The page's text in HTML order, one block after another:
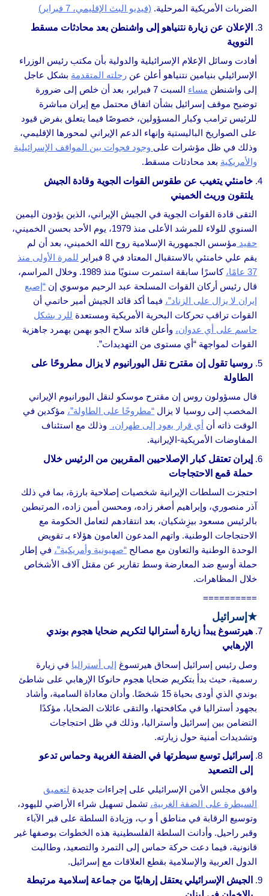
الضربات الأمريكية المرحلية. (فيديو البث الإقليمي، 7 فبراير)
الإعلان عن زيارة نتنياهو إلى واشنطن بعد محادثات مسقط
النووية
أفادت وسائل الإعلام الإسرائيلية والدولية بأن مكتب رئيس الوزراء
الإسرائيلي بنيامين نتنياهو أعلن عن رحلته المتقدمة بشكل عاجل
إلى واشنطن مساء
السبت 7 فبراير، بعد أن خلص إلى ضرورة
توضيح موقف إسرائيل بشأن اتفاق محتمل مع إيران مباشرة
للرئيس ترامب وكبار المسؤولين، خصوصًا فيما يتعلق بفرض قيود
على الصواريخ الباليستية وإنهاء الدعم الإيراني لمحورها الإقليمي،
وذلك في ظل مؤشرات على وجود فجوات بين المواقف الإسرائيلية
والأمريكية بعد محادثات مسقط.
خامنئي يتغيب عن طقوس القوات الجوية وقادة الجيش
يلتقون وريث الخميني
التقى قادة القوات الجوية في الجيش الإيراني، الذين يؤدون اليمين
السنوي للولاء للمرشد الأعلى منذ 1979، يوم الأحد بحسن الخميني،
حفيد مؤسس الجمهورية الإسلامية روح الله الخميني، بعد أن لم
يقم علي خامنئي بالاستقبال المعتاد في 8 فبراير
للمرة الأولى منذ
37 عامًا،
كاسرًا سابقة استمرت سنويًا منذ 1989. وخلال المراسم،
قال رئيس أركان القوات المسلحة عبد الرحيم موسوي إن “إصبع
إيران لا يزال على الزناد”، فيما أكد قائد الجيش أمير حاتمي أن
القوات تراقب تحركات البحرية الأمريكية ومستعدة للرد بشكل
حاسم على أي عدوان، وأعلن قائد سلاح الجو بهمن بهمرد جاهزية
القوات لمواجهة “أي مستوى من التهديدات”.
روسيا تقول إن مقترح نقل اليورانيوم لا يزال مطروحًا على
الطاولة
قال مسؤولون روس إن مقترح موسكو لنقل اليورانيوم الإيراني
المخصب إلى روسيا لا يزال “مطروحًا على الطاولة”، مؤكدين في
الوقت ذاته أن أي قرار يعود إلى طهران، وذلك مع استئناف
المفاوضات الأمريكية-الإيرانية.
إيران تعتقل كبار الإصلاحيين المقربين من الرئيس خلال
حملة قمع الاحتجاجات
احتجزت السلطات الإيرانية شخصيات إصلاحية بارزة، بما في ذلك
آذر منصوري، وإبراهيم أصغر زاده، ومحسن أمين زاده، المرتبطين
بالرئيس مسعود بيزِشكيان، بعد انتقادهم لتعامل الحكومة مع
الاحتجاجات الوطنية. واتهم المدعون العامون هؤلاء بـ تقويض
الوحدة الوطنية والتعاون مع مصالح “صهيونية وأمريكية”، في إطار
حملة أوسع ضد المعارضة وسط تقارير عن مقتل آلاف الأشخاص
خلال المظاهرات.
==========
★ إسرائيل
هيرتسوغ يبدأ زيارة أستراليا لتكريم ضحايا هجوم بوندي
الإرهابي
وصل رئيس إسرائيل إسحاق هيرتسوغ إلى أستراليا في زيارة
رسمية، حيث بدأ بتكريم ضحايا هجوم حانوكا الإرهابي على شاطئ
بوندي الذي أودى بحياة 15 شخصًا. وأدان معاداة السامية، وأشاد
بجهود أستراليا في مكافحتها، والتقى عائلات الضحايا، مؤكدًا
التضامن بين إسرائيل وأستراليا، وذلك في ظل احتجاجات
وتشديدات أمنية حول زيارته.
إسرائيل توسع سيطرتها في الضفة الغربية وحماس تدعو
إلى التصعيد
وافق مجلس الأمن الإسرائيلي على إجراءات جديدة لتعميق
السيطرة على الضفة الغربية، تشمل تسهيل شراء الأراضي لليهود،
وتوسيع الرقابة في مناطق أ و ب، وزيادة السلطة على قبر الآباء
وقبر راحيل. وأدانت السلطة الفلسطينية هذه الخطوات بوصفها غير
قانونية، فيما دعت حركة حماس إلى التمرد والتصعيد، وطالبت
الدول العربية والإسلامية بقطع العلاقات مع إسرائيل.
الجيش الإسرائيلي يعتقل إرهابيًا من جماعة إسلامية مرتبطة